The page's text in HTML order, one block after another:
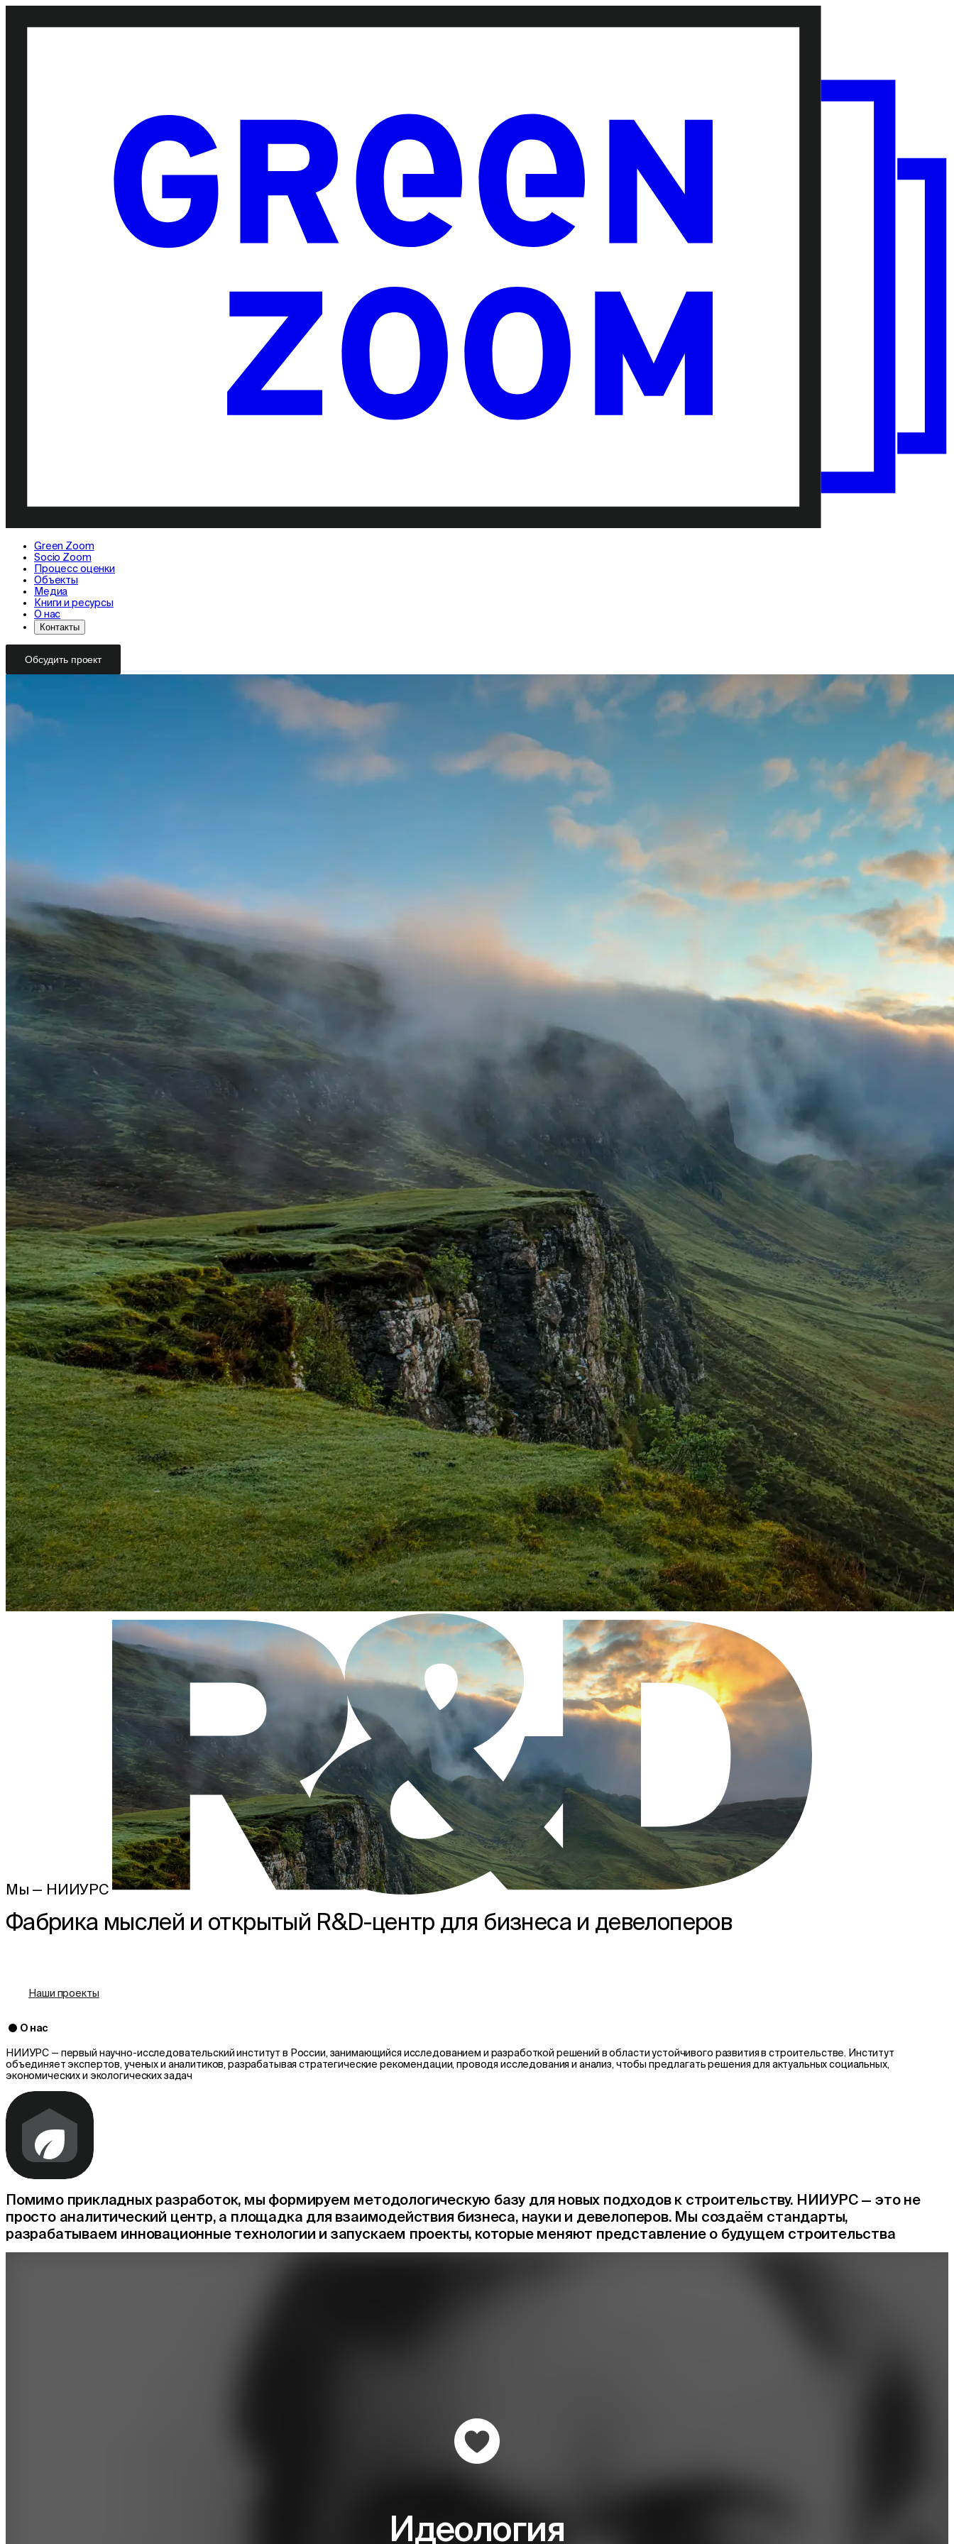
Green Zoom
Socio Zoom
Процесс оценки
Объекты
Медиа
Книги и ресурсы
О нас
Контакты
Обсудить проект
Мы — НИИУРС
Фабрика мыслей и открытый R&D-центр для бизнеса и девелоперов
Наши проекты
О нас
НИИУРС — первый научно-исследовательский институт в России, занимающийся исследованием и разработкой решений в области устойчивого развития в строительстве. Институт
объединяет экспертов, ученых и аналитиков, разрабатывая стратегические рекомендации, проводя исследования и анализ, чтобы предлагать решения для актуальных социальных,
экономических и экологических задач
Помимо прикладных разработок, мы формируем методологическую базу для новых подходов к строительству. НИИУРС — это не
просто аналитический центр, а площадка для взаимодействия бизнеса, науки и девелоперов. Мы создаём стандарты,
разрабатываем инновационные технологии и запускаем проекты, которые меняют представление о будущем строительства
Идеология